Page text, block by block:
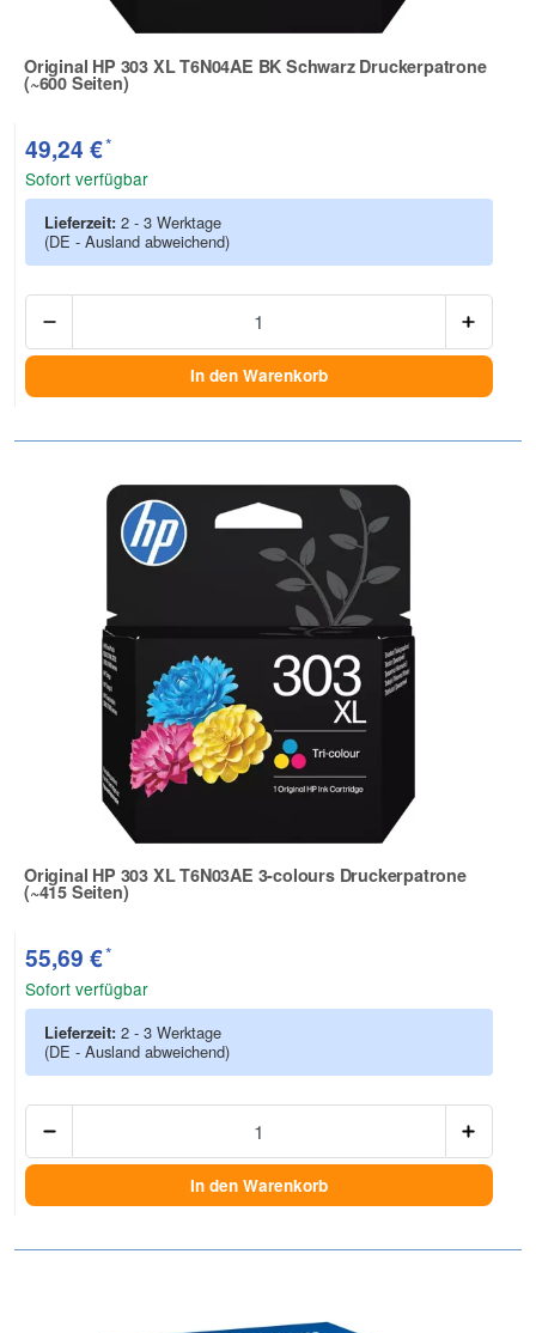
Original HP 303 XL T6N04AE BK Schwarz Druckerpatrone
(~600 Seiten)
Zur Artikelbewertung
49,24 €*
Sofort verfügbar
Lieferzeit: 2 - 3 Werktage
(DE - Ausland abweichend)
In den Warenkorb
Original HP 303 XL T6N03AE 3-colours Druckerpatrone
(~415 Seiten)
Zur Artikelbewertung
55,69 €*
Sofort verfügbar
Lieferzeit: 2 - 3 Werktage
(DE - Ausland abweichend)
In den Warenkorb